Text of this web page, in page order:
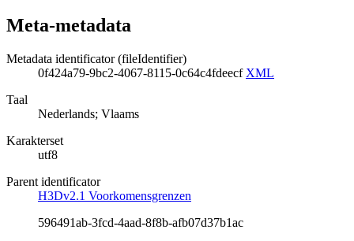
Meta-metadata
Metadata identificator (fileIdentifier)
0f424a79-9bc2-4067-8115-0c64c4fdeecf XML
Taal
Nederlands; Vlaams
Karakterset
utf8
Parent identificator
H3Dv2.1 Voorkomensgrenzen
596491ab-3fcd-4aad-8f8b-afb07d37b1ac